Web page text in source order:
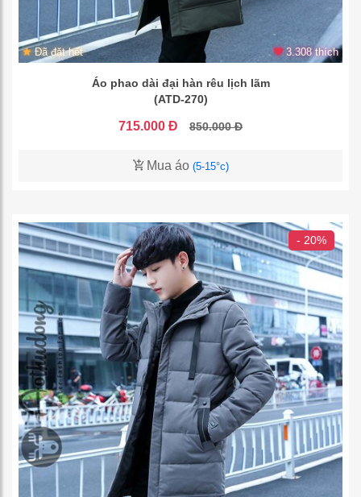
Đã đặt hết 3.308 thích
Áo phao dài đại hàn rêu lịch lãm
(ATD-270)
715.000 Đ 850.000 Đ
Mua áo (5-15°c)
- 20%